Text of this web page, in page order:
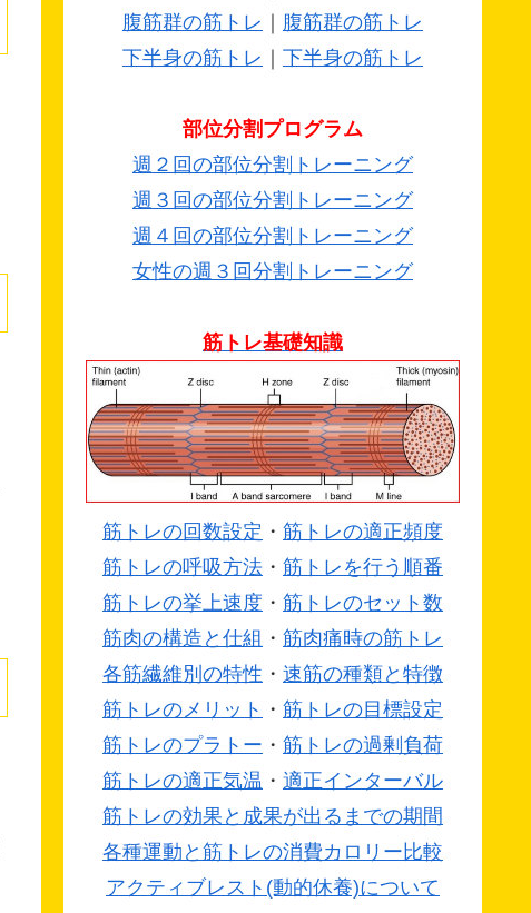
腹筋群の筋トレ ｜ 腹筋群の筋トレ
下半身の筋トレ ｜ 下半身の筋トレ
部位分割プログラム
週２回の部位分割トレーニング
週３回の部位分割トレーニング
週４回の部位分割トレーニング
女性の週３回分割トレーニング
筋トレ基礎知識
筋トレの回数設定 ・ 筋トレの適正頻度
筋トレの呼吸方法 ・ 筋トレを行う順番
筋トレの挙上速度 ・ 筋トレのセット数
筋肉の構造と仕組 ・ 筋肉痛時の筋トレ
各筋繊維別の特性 ・ 速筋の種類と特徴
筋トレのメリット ・ 筋トレの目標設定
筋トレのプラトー ・ 筋トレの過剰負荷
筋トレの適正気温 ・ 適正インターバル
筋トレの効果と成果が出るまでの期間
各種運動と筋トレの消費カロリー比較
アクティブレスト(動的休養)について